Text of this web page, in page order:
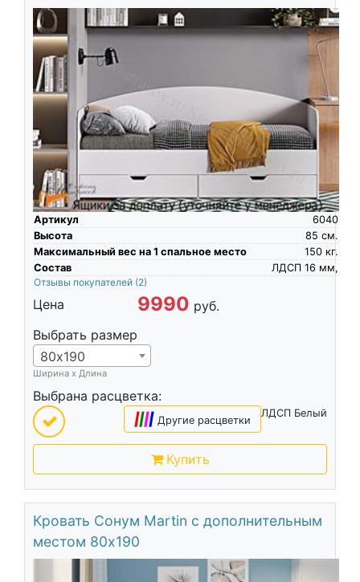
Артикул
6040
Высота
см.
85
Максимальный вес на 1 спальное место
кг.
150
Состав
ЛДСП 16 мм,
Отзывы покупателей (2)
Цена 9990 руб.
Выбрать размер
80х190
Ширина х Длина
Выбрана расцветка:
ЛДСП Белый
|||| Другие расцветки
Купить
Кровать Сонум Martin с дополнительным
местом 80х190